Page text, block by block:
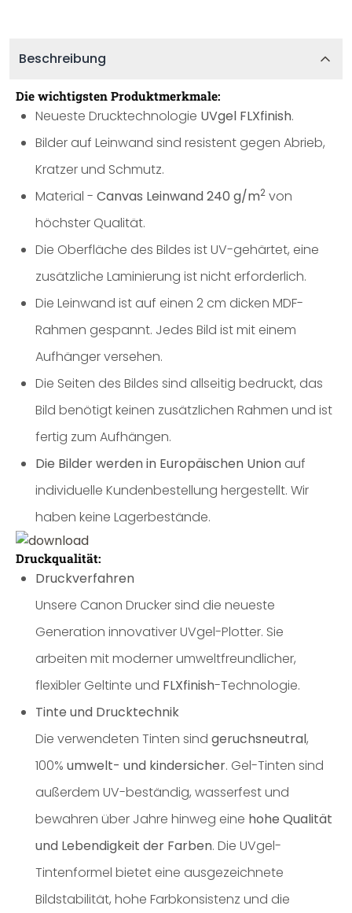
Beschreibung
Die wichtigsten Produktmerkmale:
Neueste Drucktechnologie UVgel FLXfinish.
Bilder auf Leinwand sind resistent gegen Abrieb,
Kratzer und Schmutz.
Material - Canvas Leinwand 240 g/m2 von
höchster Qualität.
Die Oberfläche des Bildes ist UV-gehärtet, eine
zusätzliche Laminierung ist nicht erforderlich.
Die Leinwand ist auf einen 2 cm dicken MDF-
Rahmen gespannt. Jedes Bild ist mit einem
Aufhänger versehen.
Die Seiten des Bildes sind allseitig bedruckt, das
Bild benötigt keinen zusätzlichen Rahmen und ist
fertig zum Aufhängen.
Die Bilder werden in Europäischen Union auf
individuelle Kundenbestellung hergestellt. Wir
haben keine Lagerbestände.
Druckqualität:
Druckverfahren
Unsere Canon Drucker sind die neueste
Generation innovativer UVgel-Plotter. Sie
arbeiten mit moderner umweltfreundlicher,
flexibler Geltinte und FLXfinish-Technologie.
Tinte und Drucktechnik
Die verwendeten Tinten sind geruchsneutral,
100% umwelt- und kindersicher. Gel-Tinten sind
außerdem UV-beständig, wasserfest und
bewahren über Jahre hinweg eine hohe Qualität
und Lebendigkeit der Farben. Die UVgel-
Tintenformel bietet eine ausgezeichnete
Bildstabilität, hohe Farbkonsistenz und die